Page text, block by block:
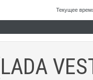
Текущее